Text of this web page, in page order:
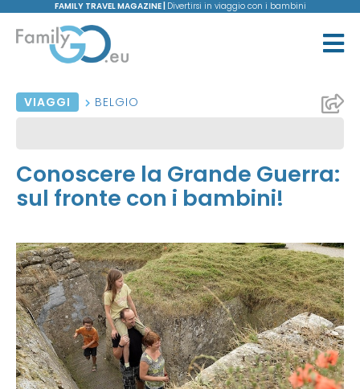
FAMILY TRAVEL MAGAZINE | Divertirsi in viaggio con i bambini
VIAGGI BELGIO
Conoscere la Grande Guerra:
sul fronte con i bambini!